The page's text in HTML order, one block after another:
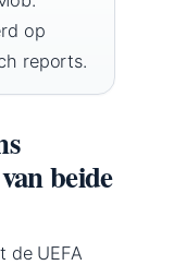
op
reports.
beide
de UEFA